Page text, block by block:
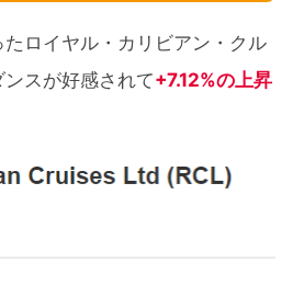
ロイヤル・カリビアン・クル
スが好感されて+7.12%の上昇